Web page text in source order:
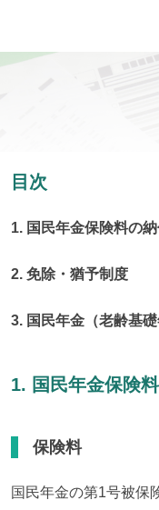
目次
1. 国民年金保険料の
2. 免除・猶予制度
3. 国民年金（老齢基
1. 国民年金保険
保険料
国民年金の第1号被保